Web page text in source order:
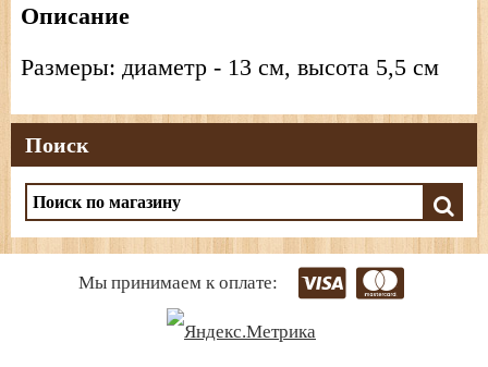
Описание
Размеры: диаметр - 13 см, высота 5,5 см
Поиск
Мы принимаем к оплате: